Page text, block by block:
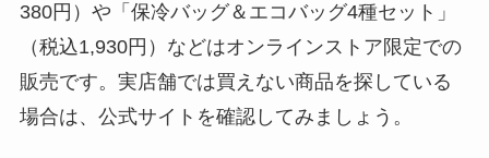
380円）や「保冷バッグ＆エコバッグ4種セット」
（税込1,930円）などはオンラインストア限定での
販売です。実店舗では買えない商品を探している
場合は、公式サイトを確認してみましょう。